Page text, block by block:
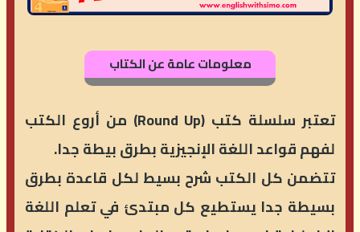
معلومات عامة عن الكتاب
تعتبر سلسلة كتب (Round Up) من أروع الكتب
لفهم قواعد اللغة الإنجيزية بطرق بيطة جدا.
تتضمن كل الكتب شرح بسيط لكل قاعدة بطرق
بسيطة جدا يستطيع كل مبتدئ في تعلم اللغة